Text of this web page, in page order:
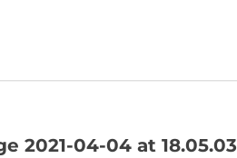
2021-04-04 at 18.05.03